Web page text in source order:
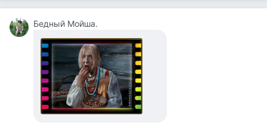
Бедный Мойша.